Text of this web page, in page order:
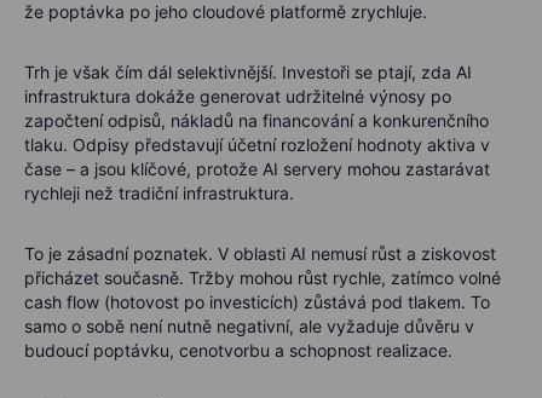
že poptávka po jeho cloudové platformě zrychluje.
Trh je však čím dál selektivnější. Investoři se ptají, zda AI
infrastruktura dokáže generovat udržitelné výnosy po
započtení odpisů, nákladů na financování a konkurenčního
tlaku. Odpisy představují účetní rozložení hodnoty aktiva v
čase – a jsou klíčové, protože AI servery mohou zastarávat
rychleji než tradiční infrastruktura.
To je zásadní poznatek. V oblasti AI nemusí růst a ziskovost
přicházet současně. Tržby mohou růst rychle, zatímco volné
cash flow (hotovost po investicích) zůstává pod tlakem. To
samo o sobě není nutně negativní, ale vyžaduje důvěru v
budoucí poptávku, cenotvorbu a schopnost realizace.